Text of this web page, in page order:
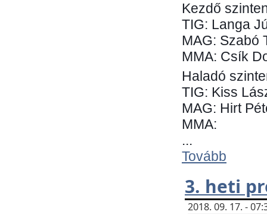
Kezdő
TIG: Langa
MAG: Szabó
MMA: Csík
Haladó
TIG: Kiss
MAG: Hirt
MMA:
...
Tovább
3. heti
2018. 09. 17. -